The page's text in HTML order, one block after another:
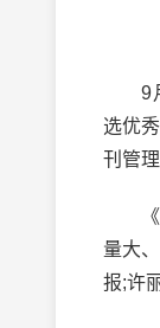
9月
选优
刊管
《
量大
报;许